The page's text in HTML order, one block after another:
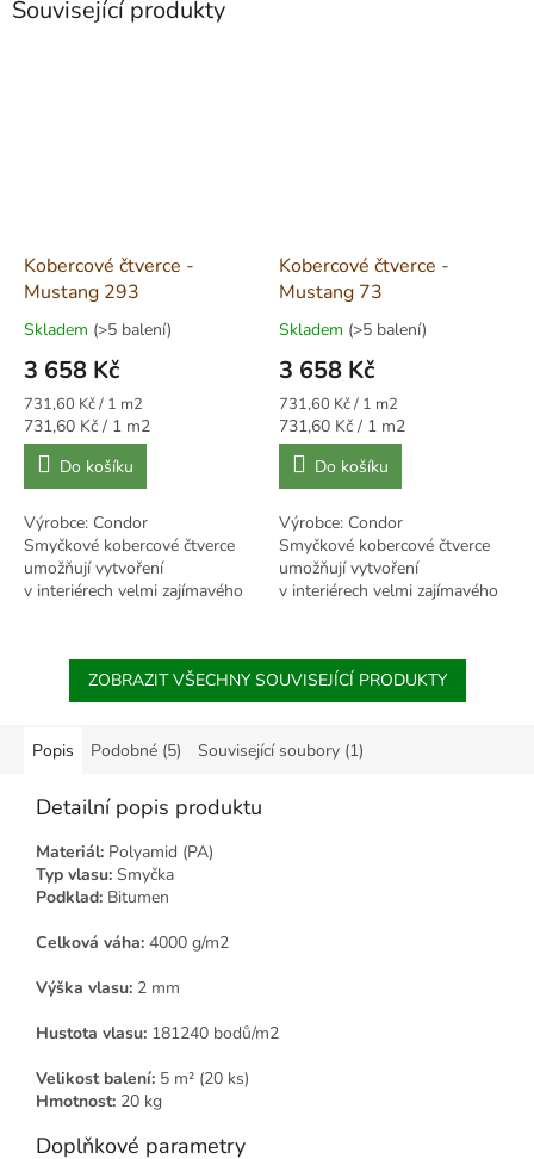
Související produkty
Kobercové čtverce -
Mustang 293
Skladem (>5 balení)
3 658 Kč
Měrná
cena:
731,60 Kč / 1 m2
Měrná
cena:
731,60 Kč / 1 m2
Do košíku
Výrobce: Condor
Smyčkové kobercové čtverce
umožňují vytvoření
v interiérech velmi zajímavého
požadavky určené
pro zátěžové...
Kobercové čtverce -
Mustang 73
Skladem (>5 balení)
3 658 Kč
Měrná
cena:
731,60 Kč / 1 m2
Měrná
cena:
731,60 Kč / 1 m2
Do košíku
Výrobce: Condor
Smyčkové kobercové čtverce
umožňují vytvoření
v interiérech velmi zajímavého
požadavky určené...
ZOBRAZIT VŠECHNY SOUVISEJÍCÍ PRODUKTY
Popis Podobné (5) Související soubory (1)
Detailní popis produktu
Materiál: Polyamid (PA)
Typ vlasu: Smyčka
Podklad: Bitumen
Celková váha: 4000 g/m2
Výška vlasu: 2 mm
Hustota vlasu: 181240 bodů/m2
Velikost balení: 5 m² (20 ks)
Hmotnost: 20 kg
Doplňkové parametry